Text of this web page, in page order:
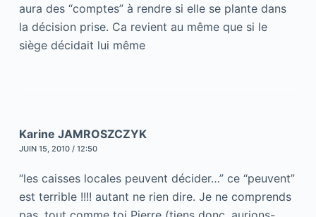
aura des “comptes” à rendre si elle se plante dans
la décision prise. Ca revient au même que si le
siège décidait lui même
Karine JAMROSZCZYK
JUIN 15, 2010 / 12:50
“les caisses locales peuvent décider…” ce “peuvent”
est terrible !!!! autant ne rien dire. Je ne comprends